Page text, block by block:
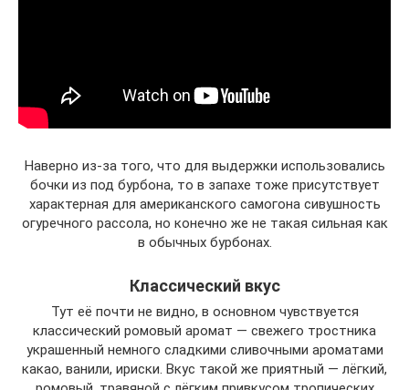
Наверно из-за того, что для выдержки использовались
бочки из под бурбона, то в запахе тоже присутствует
характерная для американского самогона сивушность
огуречного рассола, но конечно же не такая сильная как
в обычных бурбонах.
Классический вкус
Тут её почти не видно, в основном чувствуется
классический ромовый аромат — свежего тростника
украшенный немного сладкими сливочными ароматами
какао, ванили, ириски. Вкус такой же приятный — лёгкий,